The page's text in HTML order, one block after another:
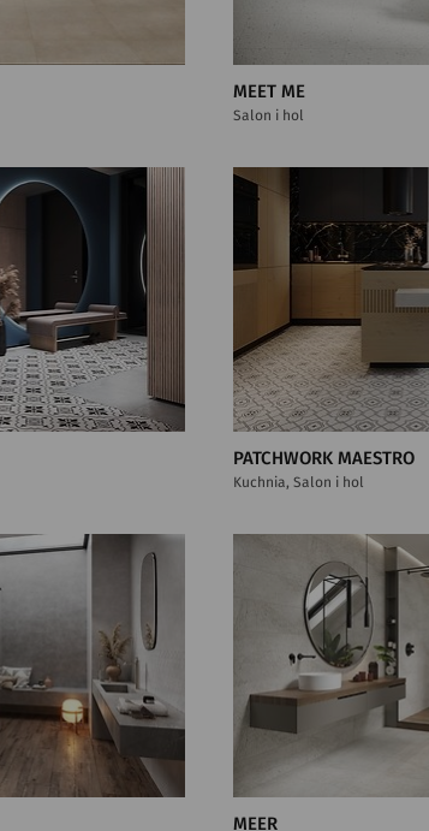
MEET ME
Salon i hol
PATCHWORK MAESTRO
Kuchnia, Salon i hol
MEER